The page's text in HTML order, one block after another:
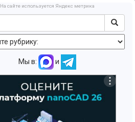
На сайте используется Яндекс метрика
Мы в: и